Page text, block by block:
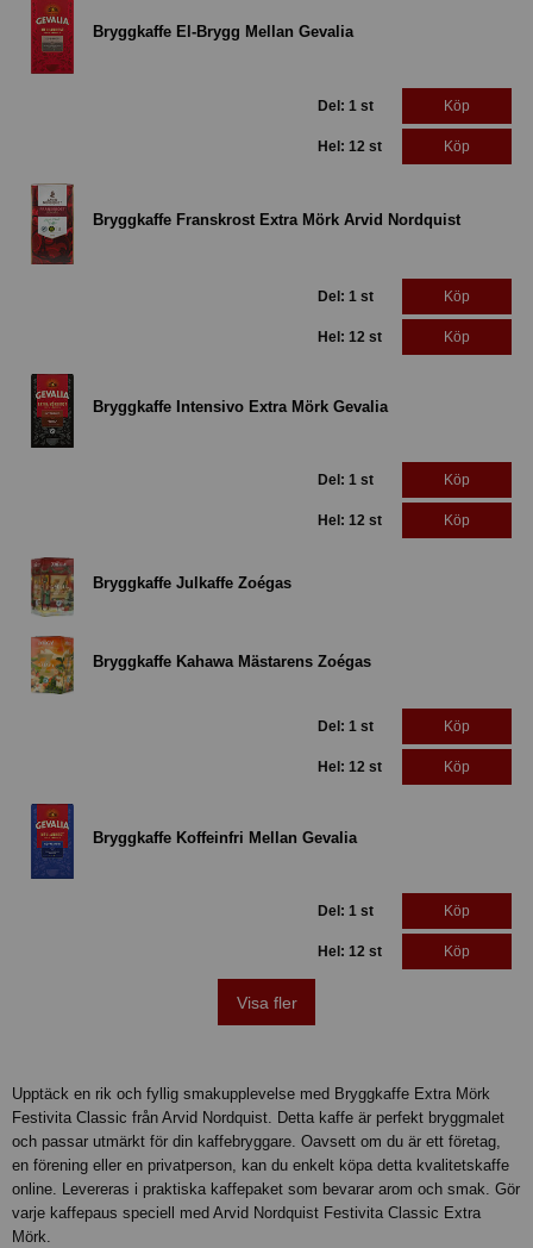
Bryggkaffe El-Brygg Mellan Gevalia
Del: 1 st Köp
Hel: 12 st Köp
Bryggkaffe Franskrost Extra Mörk Arvid Nordquist
Del: 1 st Köp
Hel: 12 st Köp
Bryggkaffe Intensivo Extra Mörk Gevalia
Del: 1 st Köp
Hel: 12 st Köp
Bryggkaffe Julkaffe Zoégas
Bryggkaffe Kahawa Mästarens Zoégas
Del: 1 st Köp
Hel: 12 st Köp
Bryggkaffe Koffeinfri Mellan Gevalia
Del: 1 st Köp
Hel: 12 st Köp
Visa fler
Upptäck en rik och fyllig smakupplevelse med Bryggkaffe Extra Mörk
Festivita Classic från Arvid Nordquist. Detta kaffe är perfekt bryggmalet
och passar utmärkt för din kaffebryggare. Oavsett om du är ett företag,
en förening eller en privatperson, kan du enkelt köpa detta kvalitetskaffe
online. Levereras i praktiska kaffepaket som bevarar arom och smak. Gör
varje kaffepaus speciell med Arvid Nordquist Festivita Classic Extra
Mörk.